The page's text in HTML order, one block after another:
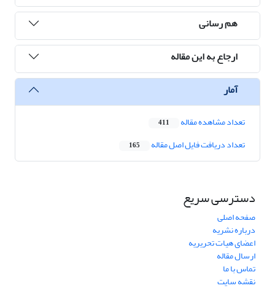
هم رسانی
ارجاع به این مقاله
آمار
تعداد مشاهده مقاله 411
تعداد دریافت فایل اصل مقاله 165
دسترسی سریع
صفحه اصلی
درباره نشریه
اعضای هیات تحریریه
ارسال مقاله
تماس با ما
نقشه سایت